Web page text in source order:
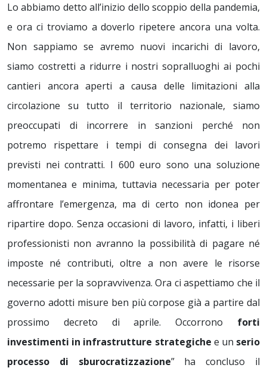
Lo abbiamo detto all’inizio dello scoppio della pandemia,
e ora ci troviamo a doverlo ripetere ancora una volta.
Non sappiamo se avremo nuovi incarichi di lavoro,
siamo costretti a ridurre i nostri sopralluoghi ai pochi
cantieri ancora aperti a causa delle limitazioni alla
circolazione su tutto il territorio nazionale, siamo
preoccupati di incorrere in sanzioni perché non
potremo rispettare i tempi di consegna dei lavori
previsti nei contratti. I 600 euro sono una soluzione
momentanea e minima, tuttavia necessaria per poter
affrontare l’emergenza, ma di certo non idonea per
ripartire dopo. Senza occasioni di lavoro, infatti, i liberi
professionisti non avranno la possibilità di pagare né
imposte né contributi, oltre a non avere le risorse
necessarie per la sopravvivenza. Ora ci aspettiamo che il
governo adotti misure ben più corpose già a partire dal
prossimo decreto di aprile. Occorrono forti
investimenti in infrastrutture strategiche e un serio
processo di sburocratizzazione” ha concluso il